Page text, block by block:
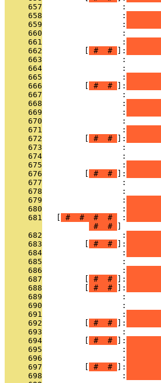
     657
:
     658
                 :
     659
                 :
     660
:
     661
                 :
     662
# # ]:
     663
:
     664
:
     665
                 :
     666
# # ]:
     667
:
     668
                 :
     669
                 :
     670
:
     671
                 :
     672
# # ]:
     673
:
     674
:
     675
                 :
     676
# # ]:
     677
:
     678
:
     679
                 :
     680
                 :
     681
# # # # :
#
#
     682
                 :
     683
# # ]:
     684
                 :
     685
:
     686
                 :
     687
# # ]:
     688
# # ]:
     689
:
     690
:
     691
                 :
     692
# # ]:
     693
:
     694
# # ]:
     695
                 :
     696
                 :
     697
# # ]:
     698
                 :